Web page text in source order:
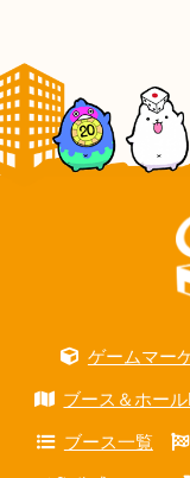
ゲームマー
ブース＆ホー
ブース一覧